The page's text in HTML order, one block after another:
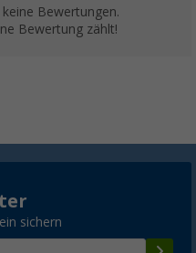
Bewertungen.
Bewertung zählt!
sichern